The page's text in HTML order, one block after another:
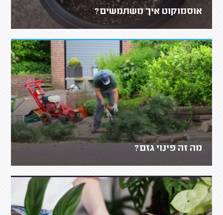
אוסמוקוט איך משתמשים?
מה זה פינוי גזם?